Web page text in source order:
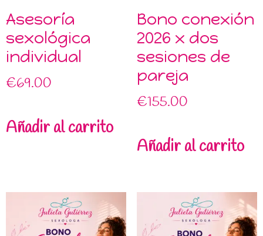
Asesoría
sexológica
individual
€69.00
Añadir al carrito
Bono conexión
2026 x dos
sesiones de
pareja
€155.00
Añadir al carrito